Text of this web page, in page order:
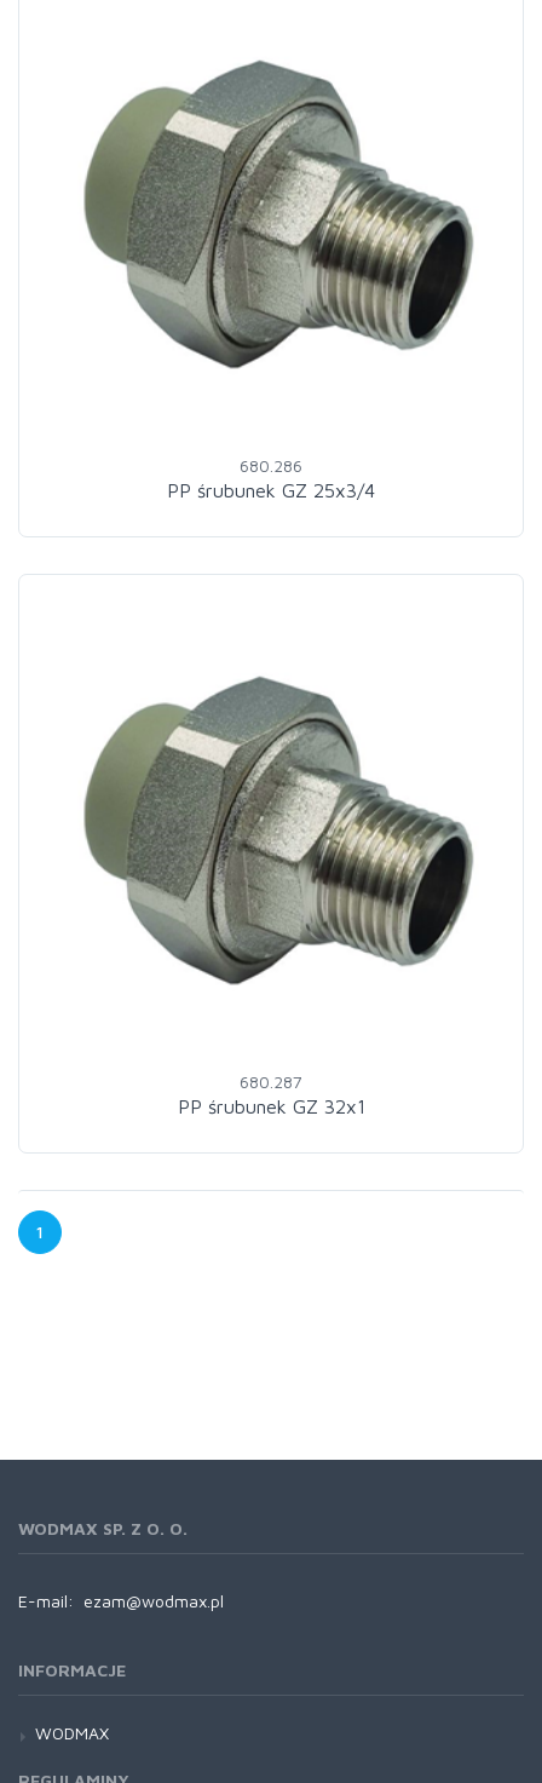
680.286
PP śrubunek GZ 25x3/4
680.287
PP śrubunek GZ 32x1
1
WODMAX SP. Z O. O.
E-mail: ezam@wodmax.pl
INFORMACJE
WODMAX